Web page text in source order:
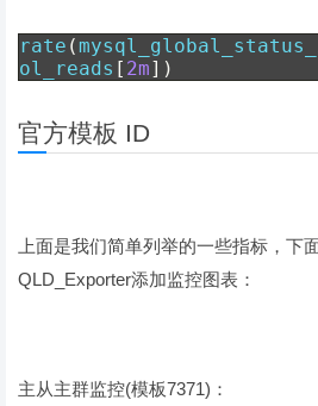
rate (
ol_reads [ 2m])
官方模板 ID
上面是我们简单列举的一些指标，下
QLD_Exporter添加监控图表：
主从主群监控(模板7371)：